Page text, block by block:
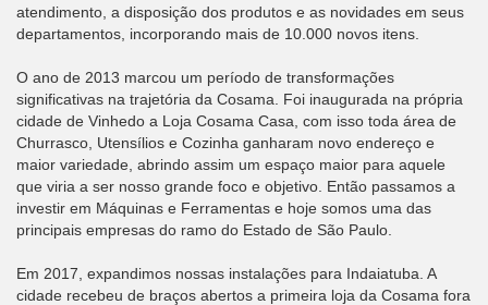
atendimento, a disposição dos produtos e as novidades em seus
departamentos, incorporando mais de 10.000 novos itens.
O ano de 2013 marcou um período de transformações
significativas na trajetória da Cosama. Foi inaugurada na própria
cidade de Vinhedo a Loja Cosama Casa, com isso toda área de
Churrasco, Utensílios e Cozinha ganharam novo endereço e
maior variedade, abrindo assim um espaço maior para aquele
que viria a ser nosso grande foco e objetivo. Então passamos a
investir em Máquinas e Ferramentas e hoje somos uma das
principais empresas do ramo do Estado de São Paulo.
Em 2017, expandimos nossas instalações para Indaiatuba. A
cidade recebeu de braços abertos a primeira loja da Cosama fora